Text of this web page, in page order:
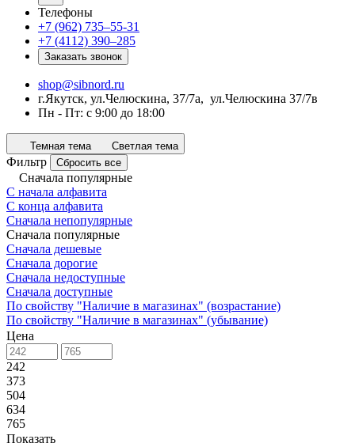
Телефоны
+7 (962) 735‒55-31
+7 (4112) 390‒285
Заказать звонок
shop@sibnord.ru
​г.Якутск, ул.Челюскина, 37/7а, ул.Челюскина 37/7в
Пн - Пт: с 9:00 до 18:00
Темная тема Светлая тема
Фильтр Сбросить все
Сначала популярные
С начала алфавита
С конца алфавита
Сначала непопулярные
Сначала популярные
Сначала дешевые
Сначала дорогие
Сначала недоступные
Сначала доступные
По свойству "Наличие в магазинах" (возрастание)
По свойству "Наличие в магазинах" (убывание)
Цена
242
373
504
634
765
Показать